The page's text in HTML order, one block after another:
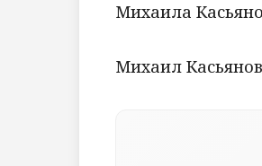
Михаила
Михаил